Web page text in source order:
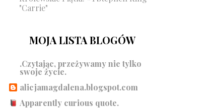
"Carrie"
MOJA LISTA BLOGÓW
.Czytając, przeżywamy nie tylko
swoje życie.
alicjamagdalena.blogspot.com
Apparently curious quote.